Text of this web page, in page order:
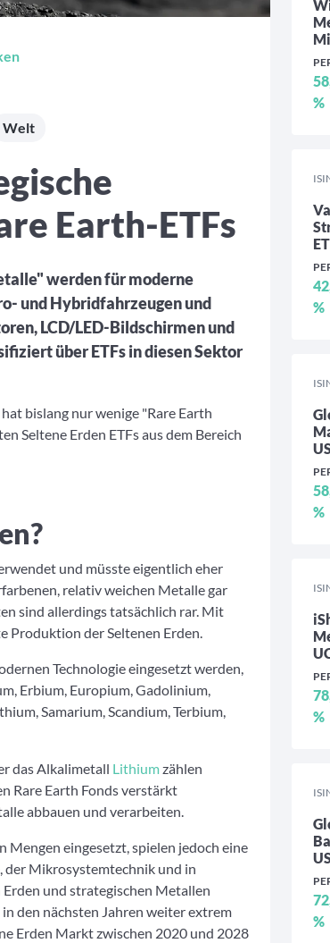
Welt
Earth-ETFs
werden für moderne
und Hybridfahrzeugen und
LCD/LED-Bildschirmen und
über ETFs in diesen Sektor
bislang nur wenige "Rare Earth
Seltene Erden ETFs aus dem Bereich
und müsste eigentlich eher
relativ weichen Metalle gar
sind allerdings tatsächlich rar. Mit
Produktion der Seltenen Erden.
Technologie eingesetzt werden,
Erbium, Europium, Gadolinium,
Samarium, Scandium, Terbium,
das Alkalimetall Lithiumzählen
Rare Earth Fonds verstärkt
abbauen und verarbeiten.
eingesetzt, spielen jedoch eine
der Mikrosystemtechnik und in
und strategischen Metallen
den nächsten Jahren weiter extrem
Erden Markt zwischen 2020 und 2028
%
%
%
%
%